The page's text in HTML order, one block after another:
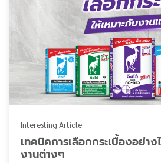
Interesting Article
เทคนิคการเลือกกระเบื้องอย่าง
งานต่างๆ